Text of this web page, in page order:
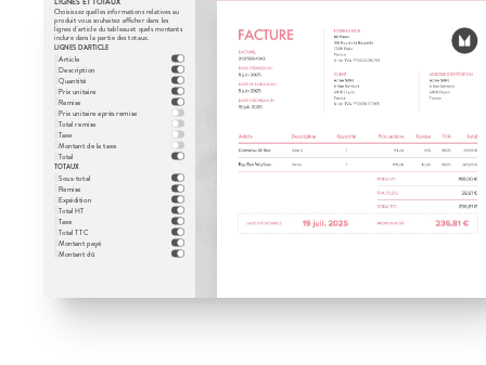
Choisissez quelles informations relatives au
produit vous souhaitez afficher dans les
lignes d'article du tableau et quels montants
inclure dans la partie des totaux.
LIGNES D'ARTICLE
Article
Description
Quantité
Prix unitaire
Remise
Prix unitaire après remise
Total remise
Taxe
Montant de la taxe
Total
TOTAUX
Sous-total
Remise
Expédition
Total HT
Taxe
Total TTC
Montant payé
Montant dû